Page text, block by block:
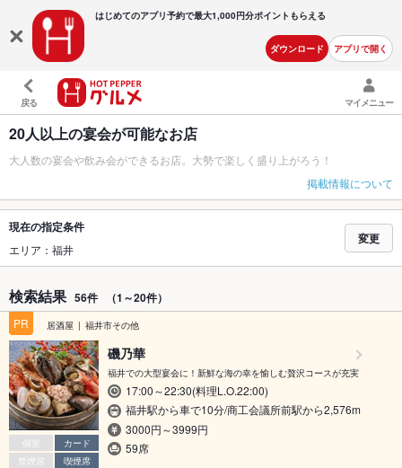
はじめてのアプリ予約で最大1,000円分ポイントもらえる
ダウンロード アプリで開く
戻る マイメニュー
20人以上の宴会が可能なお店
大人数の宴会や飲み会ができるお店。大勢で楽しく盛り上がろう！
掲載情報について
現在の指定条件
エリア：福井
変更
検索結果 56件 （1～20件）
PR 居酒屋 福井市その他
個室
カード
禁煙席
喫煙席
磯乃華
福井での大型宴会に！新鮮な海の幸を愉しむ贅沢コースが充実
17:00～22:30(料理L.O.22:00)
福井駅から車で10分/商工会議所前駅から2,576m
3000円～3999円
59席